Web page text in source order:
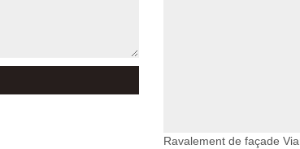
Ravalement de façade